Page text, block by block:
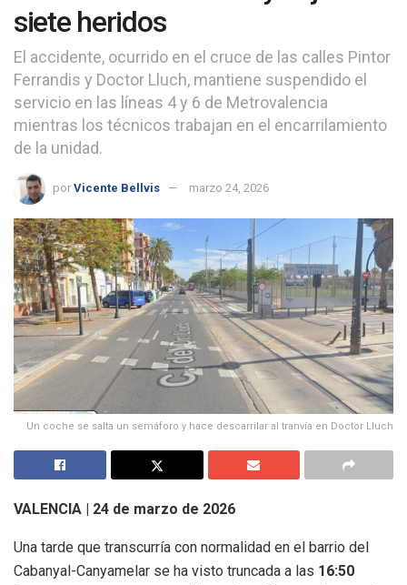
siete heridos
El accidente, ocurrido en el cruce de las calles Pintor
Ferrandis y Doctor Lluch, mantiene suspendido el
servicio en las líneas 4 y 6 de Metrovalencia
mientras los técnicos trabajan en el encarrilamiento
de la unidad.
por Vicente Bellvis marzo 24, 2026
Un coche se salta un semáforo y hace descarrilar al tranvía en Doctor Lluch
VALENCIA | 24 de marzo de 2026
Una tarde que transcurría con normalidad en el barrio del
Cabanyal-Canyamelar se ha visto truncada a las 16:50